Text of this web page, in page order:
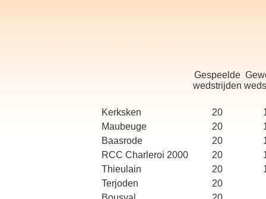
Gespeelde
wedstrijden
Kerksken 20
Maubeuge
20
Baasrode
20
RCC Charleroi 2000
20
Thieulain
20
Terjoden
20